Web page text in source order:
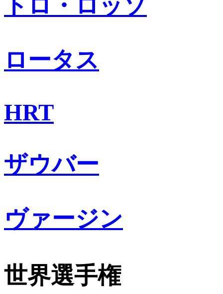
トロ・ロッソ
ロータス
HRT
ザウバー
ヴァージン
世界選手権